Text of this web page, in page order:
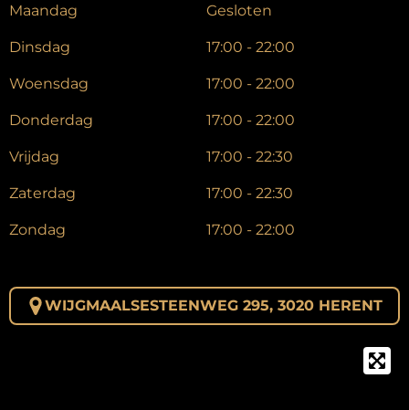
Maandag Gesloten
Dinsdag 17:00 - 22:00
Woensdag 17:00 - 22:00
Donderdag 17:00 - 22:00
Vrijdag 17:00 - 22:30
Zaterdag 17:00 - 22:30
Zondag 17:00 - 22:00
WIJGMAALSESTEENWEG 295, 3020 HERENT